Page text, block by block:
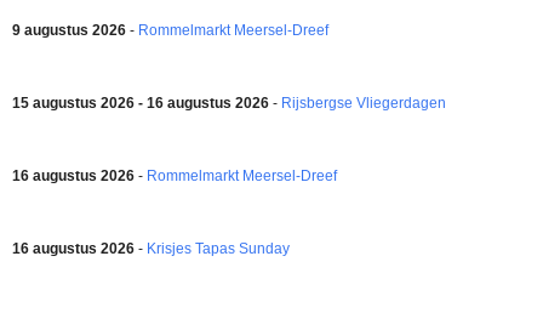
9 augustus 2026 - Rommelmarkt Meersel-Dreef
15 augustus 2026 - 16 augustus 2026 - Rijsbergse Vliegerdagen
16 augustus 2026 - Rommelmarkt Meersel-Dreef
16 augustus 2026 - Krisjes Tapas Sunday